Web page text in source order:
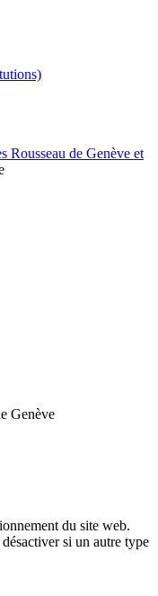
Genève
du site web.
si un autre type